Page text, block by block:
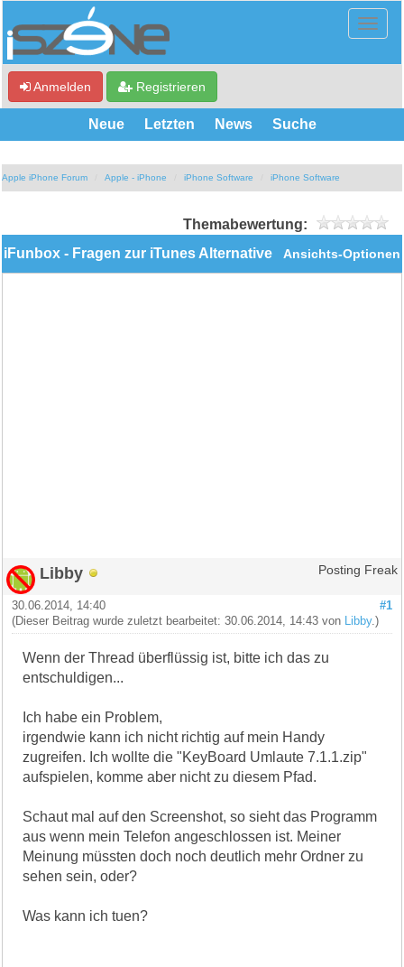
Anmelden Registrieren
Neue Letzten News Suche
Apple iPhone Forum Apple - iPhone iPhone Software iPhone Software
Themabewertung:
Ansichts-Optionen
iFunbox - Fragen zur iTunes Alternative
Libby Posting Freak
#1
30.06.2014, 14:40
(Dieser Beitrag wurde zuletzt bearbeitet: 30.06.2014, 14:43 von
Libby.)
Wenn der Thread überflüssig ist, bitte ich das zu
entschuldigen...
Ich habe ein Problem,
irgendwie kann ich nicht richtig auf mein Handy
zugreifen. Ich wollte die "KeyBoard Umlaute 7.1.1.zip"
aufspielen, komme aber nicht zu diesem Pfad.
Schaut mal auf den Screenshot, so sieht das Programm
aus wenn mein Telefon angeschlossen ist. Meiner
Meinung müssten doch noch deutlich mehr Ordner zu
sehen sein, oder?
Was kann ich tuen?